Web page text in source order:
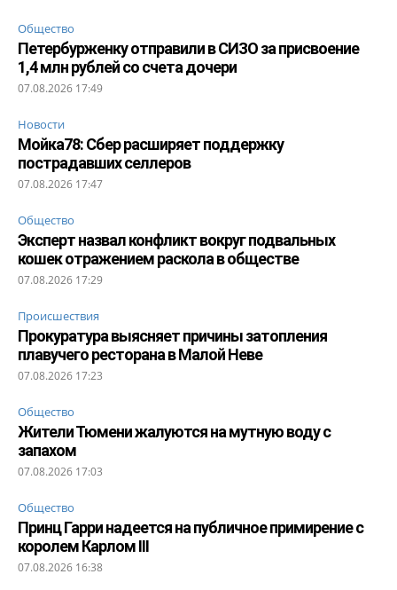
Общество
Петербурженку отправили в СИЗО за присвоение
1,4 млн рублей со счета дочери
07.08.2026 17:49
Новости
Мойка78: Сбер расширяет поддержку
пострадавших селлеров
07.08.2026 17:47
Общество
Эксперт назвал конфликт вокруг подвальных
кошек отражением раскола в обществе
07.08.2026 17:29
Происшествия
Прокуратура выясняет причины затопления
плавучего ресторана в Малой Неве
07.08.2026 17:23
Общество
Жители Тюмени жалуются на мутную воду с
запахом
07.08.2026 17:03
Общество
Принц Гарри надеется на публичное примирение с
королем Карлом III
07.08.2026 16:38